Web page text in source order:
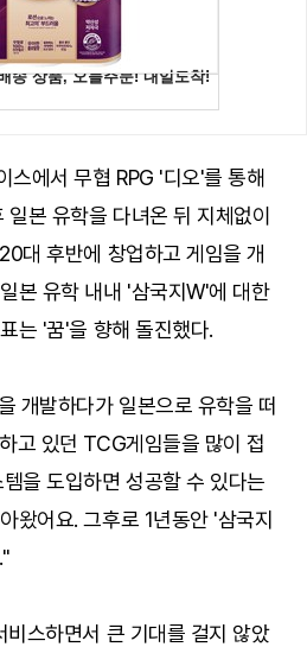
스에서 무협 RPG '디오'를 통해
본 유학을 다녀온 뒤 지체없이
대 후반에 창업하고 게임을 개
본 유학 내내 '삼국지W'에 대한
는 '꿈'을 향해 돌진했다.
개발하다가 일본으로 유학을 떠
고 있던 TCG게임들을 많이 접
을 도입하면 성공할 수 있다는
왔어요. 그후로 1년동안 '삼국지
스하면서 큰 기대를 걸지 않았